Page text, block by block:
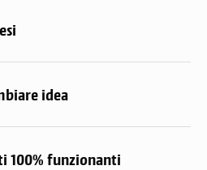
idea
100% funzionanti